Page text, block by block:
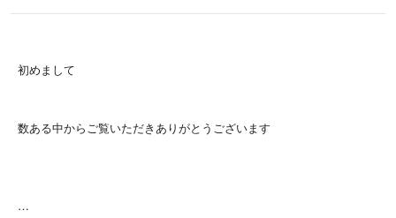
初めまして
数ある中からご覧いただきありがとうございます